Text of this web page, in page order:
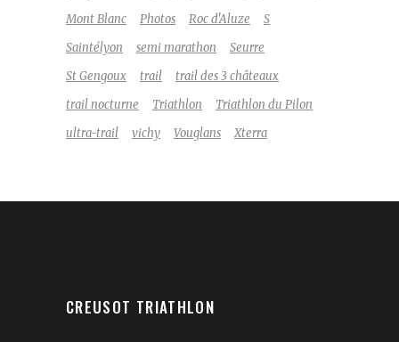
Mont Blanc
Photos Roc d'Aluze
S
Saintélyon
semi marathon
Seurre
St Gengoux
trail
trail des 3 châteaux
trail nocturne
Triathlon
Triathlon du Pilon
ultra-trail
vichy Vouglans Xterra
CREUSOT TRIATHLON